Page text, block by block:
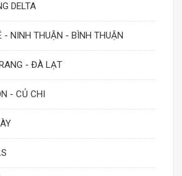
DELTA
- NINH THUẬN - BÌNH THUẬN
- ĐÀ LẠT
- CỦ CHI